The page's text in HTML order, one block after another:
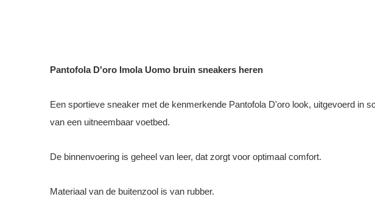
Pantofola D'oro Imola Uomo bruin sneakers heren
Een sportieve sneaker met de kenmerkende Pantofola D'oro look, uitgevoerd in
van een uitneembaar voetbed.
De binnenvoering is geheel van leer, dat zorgt voor optimaal comfort.
Materiaal van de buitenzool is van rubber.